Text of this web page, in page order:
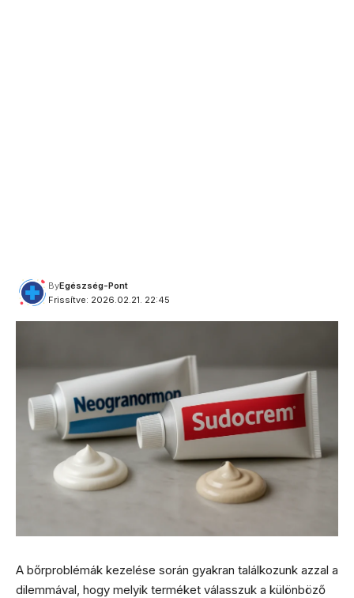
Frissítve: 2026.02.21. 22:45
ByEgészség-Pont
A bőrproblémák kezelése során gyakran találkozunk azzal a
dilemmával, hogy melyik terméket válasszuk a különböző